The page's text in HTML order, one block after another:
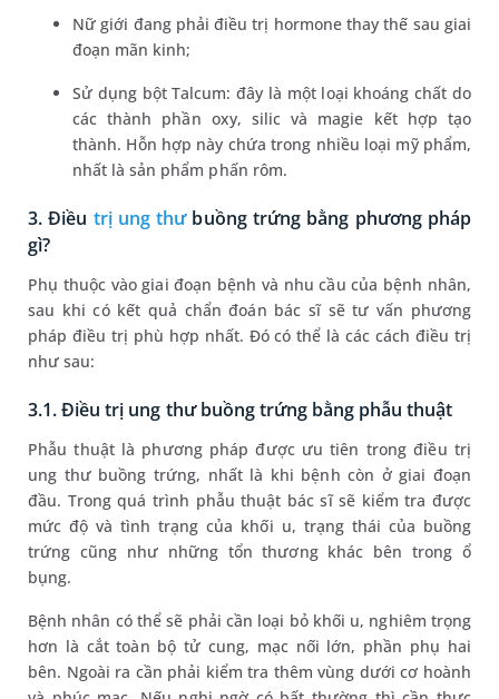
Nữ giới đang phải điều trị hormone thay thế sau giai
đoạn mãn kinh;
Sử dụng bột Talcum: đây là một loại khoáng chất do
các thành phần oxy, silic và magie kết hợp tạo
thành. Hỗn hợp này chứa trong nhiều loại mỹ phẩm,
nhất là sản phẩm phấn rôm.
3. Điều trị ung thưbuồng trứng bằng phương pháp
gì?
Phụ thuộc vào giai đoạn bệnh và nhu cầu của bệnh nhân,
sau khi có kết quả chẩn đoán bác sĩ sẽ tư vấn phương
pháp điều trị phù hợp nhất. Đó có thể là các cách điều trị
như sau:
3.1. Điều trị ung thư buồng trứng bằng phẫu thuật
Phẫu thuật là phương pháp được ưu tiên trong điều trị
ung thư buồng trứng, nhất là khi bệnh còn ở giai đoạn
đầu. Trong quá trình phẫu thuật bác sĩ sẽ kiểm tra được
mức độ và tình trạng của khối u, trạng thái của buồng
trứng cũng như những tổn thương khác bên trong ổ
bụng.
Bệnh nhân có thể sẽ phải cần loại bỏ khối u, nghiêm trọng
hơn là cắt toàn bộ tử cung, mạc nối lớn, phần phụ hai
bên. Ngoài ra cần phải kiểm tra thêm vùng dưới cơ hoành